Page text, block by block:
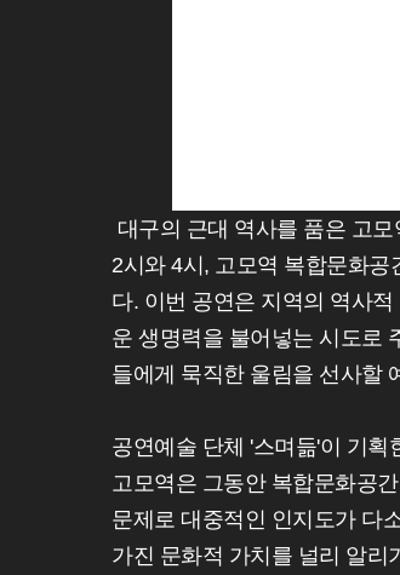
대구의 근대 역사를 품은 고
2시와 4시, 고모역 복합문화
다. 이번 공연은 지역의 역사
운 생명력을 불어넣는 시도로
들에게 묵직한 울림을 선사할
공연예술 단체 '스며듦'이 기
고모역은 그동안 복합문화공
문제로 대중적인 인지도가 다
가진 문화적 가치를 널리 알리